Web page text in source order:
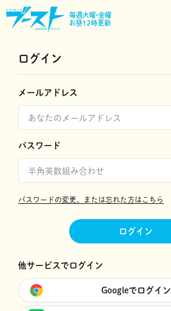
毎週火曜•金曜
お昼12時更新
ログイン
メールアドレス
パスワード
パスワードの変更、または忘れた方はこちら
ログイン
他サービスでログイン
Googleでログイン